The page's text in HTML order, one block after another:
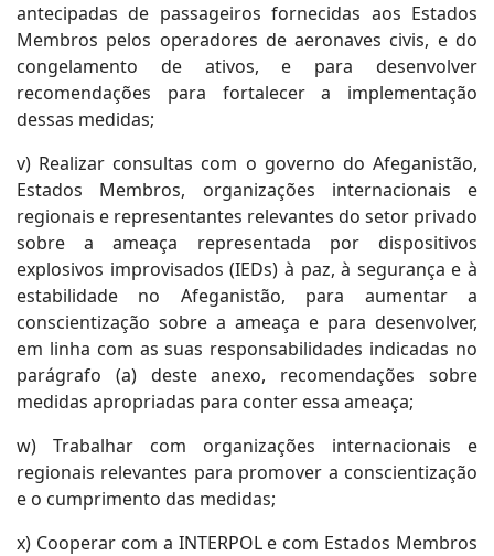
antecipadas de passageiros fornecidas aos Estados
Membros pelos operadores de aeronaves civis, e do
congelamento de ativos, e para desenvolver
recomendações para fortalecer a implementação
dessas medidas;
v) Realizar consultas com o governo do Afeganistão,
Estados Membros, organizações internacionais e
regionais e representantes relevantes do setor privado
sobre a ameaça representada por dispositivos
explosivos improvisados (IEDs) à paz, à segurança e à
estabilidade no Afeganistão, para aumentar a
conscientização sobre a ameaça e para desenvolver,
em linha com as suas responsabilidades indicadas no
parágrafo (a) deste anexo, recomendações sobre
medidas apropriadas para conter essa ameaça;
w) Trabalhar com organizações internacionais e
regionais relevantes para promover a conscientização
e o cumprimento das medidas;
x) Cooperar com a INTERPOL e com Estados Membros